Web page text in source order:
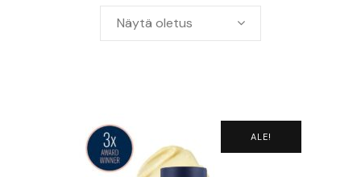
IHONHOITOTUOTTEET
YHTEYSTIEDOT
Näytä oletus
ALE!